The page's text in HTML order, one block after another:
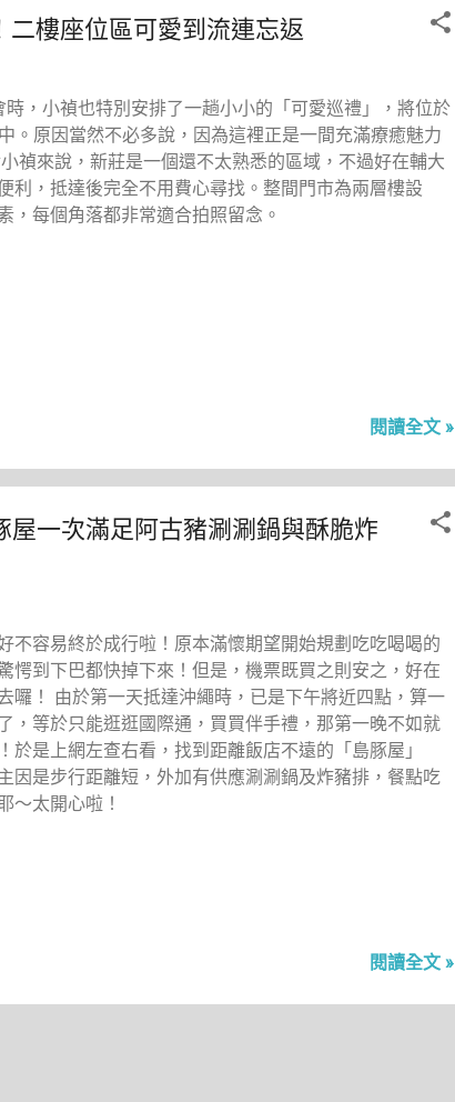
樓座位區可愛到流連忘返
，小禎也特別安排了一趟小小的「可愛巡禮」，將位於
。原因當然不必多說，因為這裡正是一間充滿療癒魅力
禎來說，新莊是一個還不太熟悉的區域，不過好在輔大
利，抵達後完全不用費心尋找。整間門市為兩層樓設
，每個角落都非常適合拍照留念。
閱讀全文 »
一次滿足阿古豬涮涮鍋與酥脆炸
不容易終於成行啦！原本滿懷期望開始規劃吃吃喝喝的
愕到下巴都快掉下來！但是，機票既買之則安之，好在
囉！ 由於第一天抵達沖繩時，已是下午將近四點，算一
，等於只能逛逛國際通，買買伴手禮，那第一晚不如就
於是上網左查右看，找到距離飯店不遠的「島豚屋」
因是步行距離短，外加有供應涮涮鍋及炸豬排，餐點吃
～太開心啦！
閱讀全文 »